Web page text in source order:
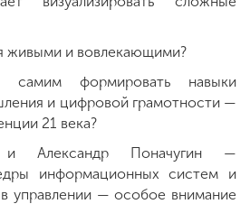
живыми и вовлекающими?
самим формировать навыки
и цифровой грамотности —
21 века?
и Александр Поначугин —
информационных систем и
управлении — особое внимание